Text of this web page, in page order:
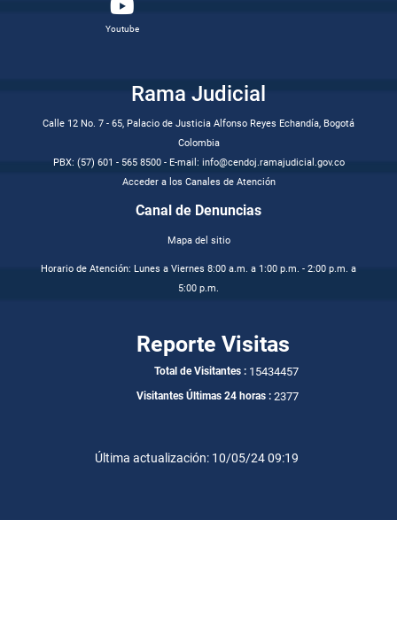
Youtube
Rama Judicial
Calle 12 No. 7 - 65, Palacio de Justicia Alfonso Reyes Echandía, Bogotá
Colombia
PBX: (57) 601 - 565 8500 - E-mail: info@cendoj.ramajudicial.gov.co
Acceder a los Canales de Atención
Canal de Denuncias
Mapa del sitio
Horario de Atención: Lunes a Viernes 8:00 a.m. a 1:00 p.m. - 2:00 p.m. a
5:00 p.m.
Reporte Visitas
Total de Visitantes : 15434457
Visitantes Últimas 24 horas : 2377
Última actualización: 10/05/24 09:19